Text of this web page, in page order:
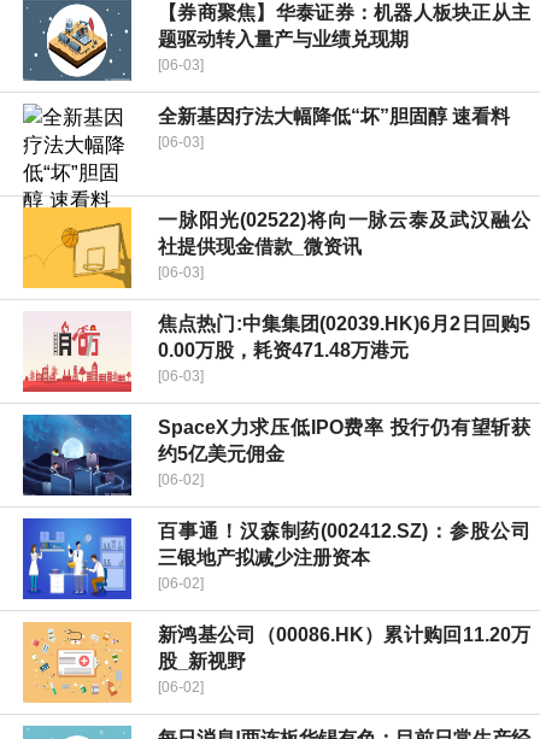
【券商聚焦】华泰证券：机器人板块正从主
题驱动转入量产与业绩兑现期
[06-03]
全新基因疗法大幅降低“坏”胆固醇 速看料
[06-03]
一脉阳光(02522)将向一脉云泰及武汉融公
社提供现金借款_微资讯
[06-03]
焦点热门:中集集团(02039.HK)6月2日回购5
0.00万股，耗资471.48万港元
[06-03]
SpaceX力求压低IPO费率 投行仍有望斩获
约5亿美元佣金
[06-02]
百事通！汉森制药(002412.SZ)：参股公司
三银地产拟减少注册资本
[06-02]
新鸿基公司（00086.HK）累计购回11.20万
股_新视野
[06-02]